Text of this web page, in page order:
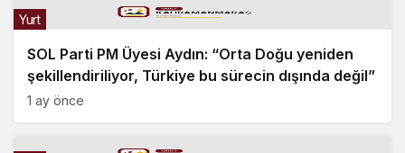
SOL Parti PM Üyesi Aydın: “Orta Doğu yeniden
şekillendiriliyor, Türkiye bu sürecin dışında değil”
Yurt
1 ay önce